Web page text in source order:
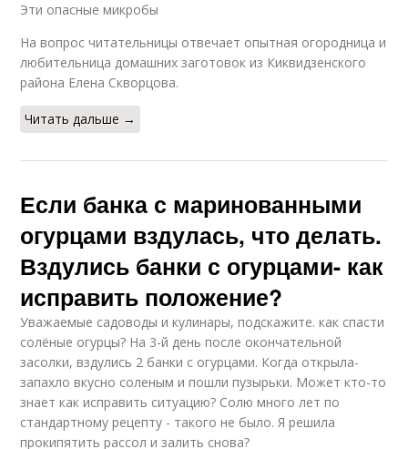
Эти опасные микробы
На вопрос читательницы отвечает опытная огородница и
любительница домашних заготовок из Киквидзенского
района Елена Скворцова.
Читать дальше →
Если банка с маринованными
огурцами вздулась, что делать.
Вздулись банки с огурцами- как
исправить положение?
Уважаемые садоводы и кулинары, подскажите. как спасти
солёные огурцы? На 3-й день после окончательной
засолки, вздулись 2 банки с огурцами. Когда открыла-
запахло вкусно соленым и пошли пузырьки. Может кто-то
знает как исправить ситуацию? Солю много лет по
стандартному рецепту - такого не было. Я решила
прокипятить рассол и залить снова?